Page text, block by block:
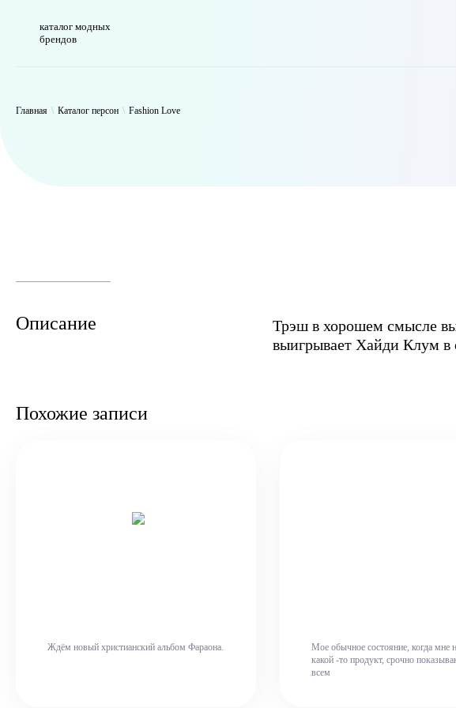
каталог модных
брендов
Главная \ Каталог персон \ Fashion Love
Описание
Трэш в хорошем смысле
выигрывает Хайди Клум
Похожие записи
Ждём новый христианский альбом Фараона.
Мое обычное состояние, когда мне
какой -то продукт, срочно
всем